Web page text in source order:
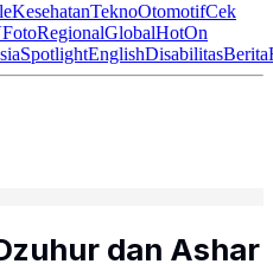
KesehatanTeknoOtomotifCek
FotoRegionalGlobalHotOn
SpotlightEnglishDisabilitasBerita
dan Ashar